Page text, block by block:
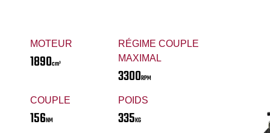
MOTEUR
1890cm³
RÉGIME COUPLE
MAXIMAL
3300RPM
COUPLE
156NM
POIDS
335KG